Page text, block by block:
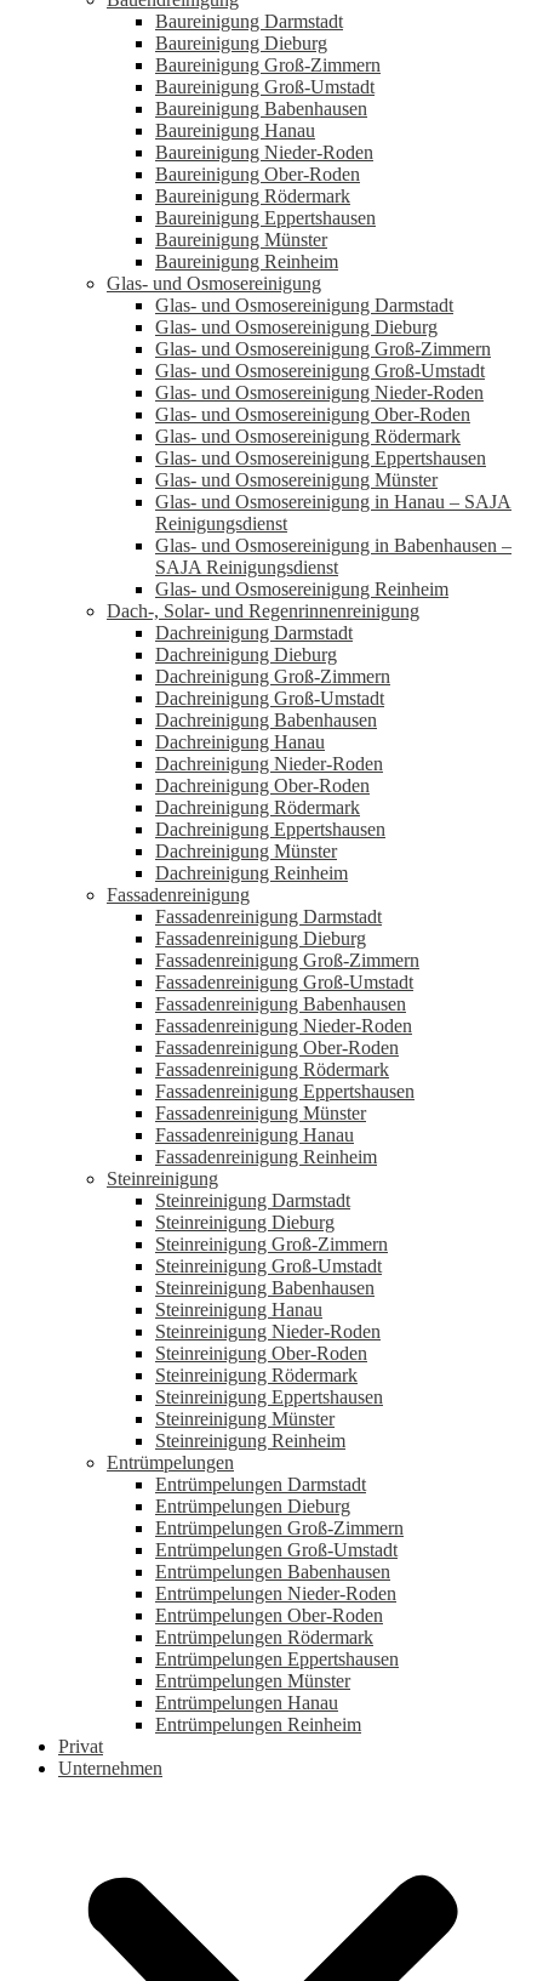
Baureinigung Darmstadt
Baureinigung Dieburg
Baureinigung Groß-Zimmern
Baureinigung Groß-Umstadt
Baureinigung Babenhausen
Baureinigung Hanau
Baureinigung Nieder-Roden
Baureinigung Ober-Roden
Baureinigung Rödermark
Baureinigung Eppertshausen
Baureinigung Münster
Baureinigung Reinheim
Glas- und Osmosereinigung
Glas- und Osmosereinigung Darmstadt
Glas- und Osmosereinigung Dieburg
Glas- und Osmosereinigung Groß-Zimmern
Glas- und Osmosereinigung Groß-Umstadt
Glas- und Osmosereinigung Nieder-Roden
Glas- und Osmosereinigung Ober-Roden
Glas- und Osmosereinigung Rödermark
Glas- und Osmosereinigung Eppertshausen
Glas- und Osmosereinigung Münster
Glas- und Osmosereinigung in Hanau – SAJA
Reinigungsdienst
Glas- und Osmosereinigung in Babenhausen –
SAJA Reinigungsdienst
Glas- und Osmosereinigung Reinheim
Dach-, Solar- und Regenrinnenreinigung
Dachreinigung Darmstadt
Dachreinigung Dieburg
Dachreinigung Groß-Zimmern
Dachreinigung Groß-Umstadt
Dachreinigung Babenhausen
Dachreinigung Hanau
Dachreinigung Nieder-Roden
Dachreinigung Ober-Roden
Dachreinigung Rödermark
Dachreinigung Eppertshausen
Dachreinigung Münster
Dachreinigung Reinheim
Fassadenreinigung
Fassadenreinigung Darmstadt
Fassadenreinigung Dieburg
Fassadenreinigung Groß-Zimmern
Fassadenreinigung Groß-Umstadt
Fassadenreinigung Babenhausen
Fassadenreinigung Nieder-Roden
Fassadenreinigung Ober-Roden
Fassadenreinigung Rödermark
Fassadenreinigung Eppertshausen
Fassadenreinigung Münster
Fassadenreinigung Hanau
Fassadenreinigung Reinheim
Steinreinigung
Steinreinigung Darmstadt
Steinreinigung Dieburg
Steinreinigung Groß-Zimmern
Steinreinigung Groß-Umstadt
Steinreinigung Babenhausen
Steinreinigung Hanau
Steinreinigung Nieder-Roden
Steinreinigung Ober-Roden
Steinreinigung Rödermark
Steinreinigung Eppertshausen
Steinreinigung Münster
Steinreinigung Reinheim
Entrümpelungen
Entrümpelungen Darmstadt
Entrümpelungen Dieburg
Entrümpelungen Groß-Zimmern
Entrümpelungen Groß-Umstadt
Entrümpelungen Babenhausen
Entrümpelungen Nieder-Roden
Entrümpelungen Ober-Roden
Entrümpelungen Rödermark
Entrümpelungen Eppertshausen
Entrümpelungen Münster
Entrümpelungen Hanau
Entrümpelungen Reinheim
Privat
Unternehmen